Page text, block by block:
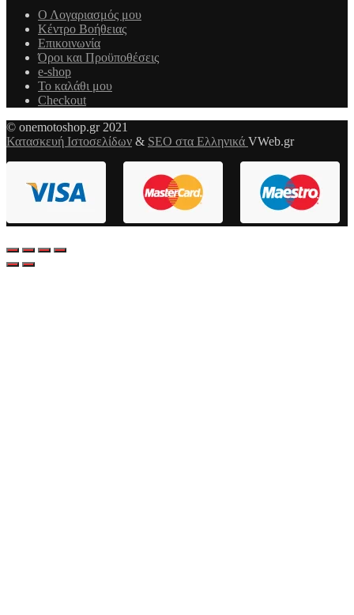
Ο Λογαριασμός μου
Κέντρο Βοήθειας
Επικοινωνία
Όροι και Προϋποθέσεις
e-shop
Το καλάθι μου
Checkout
© onemotoshop.gr 2021
Κατασκευή Ιστοσελίδων & SEO στα Ελληνικά VWeb.gr